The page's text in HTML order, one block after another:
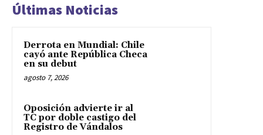
Últimas Noticias
Derrota en Mundial: Chile
cayó ante República Checa
en su debut
agosto 7, 2026
Oposición advierte ir al
TC por doble castigo del
Registro de Vándalos